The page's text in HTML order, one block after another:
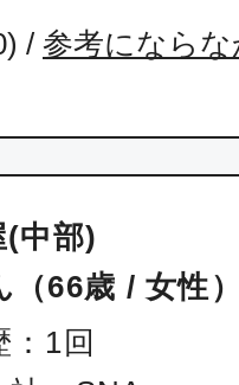
) / 参考になら
中部)
（66歳 / 女性
：1回